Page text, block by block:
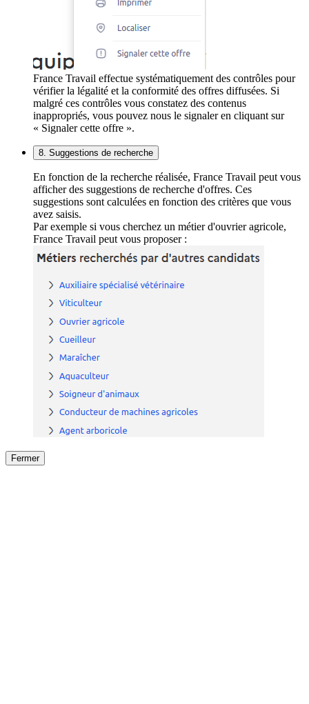
France Travail effectue systématiquement des contrôles pour
vérifier la légalité et la conformité des offres diffusées. Si
malgré ces contrôles vous constatez des contenus
inappropriés, vous pouvez nous le signaler en cliquant sur
« Signaler cette offre ».
8. Suggestions de recherche
En fonction de la recherche réalisée, France Travail peut vous
afficher des suggestions de recherche d'offres. Ces
suggestions sont calculées en fonction des critères que vous
avez saisis.
Par exemple si vous cherchez un métier d'ouvrier agricole,
France Travail peut vous proposer :
Fermer